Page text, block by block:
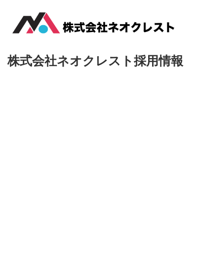
株式会社ネオクレスト採用情報